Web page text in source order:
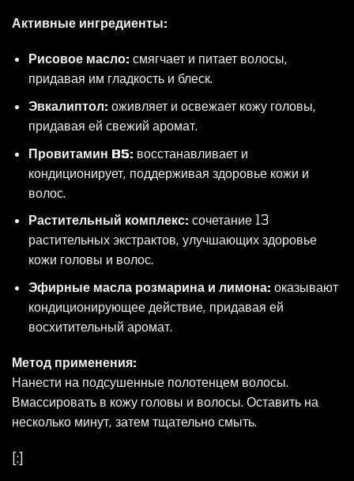
Активные ингредиенты:
Рисовое масло: смягчает и питает волосы,
придавая им гладкость и блеск.
Эвкалиптол: оживляет и освежает кожу головы,
придавая ей свежий аромат.
Провитамин B5: восстанавливает и
кондиционирует, поддерживая здоровье кожи и
волос.
Растительный комплекс: сочетание 13
растительных экстрактов, улучшающих здоровье
кожи головы и волос.
Эфирные масла розмарина и лимона: оказывают
кондиционирующее действие, придавая ей
восхитительный аромат.
Метод применения:
Нанести на подсушенные полотенцем волосы.
Вмассировать в кожу головы и волосы. Оставить на
несколько минут, затем тщательно смыть.
[:]